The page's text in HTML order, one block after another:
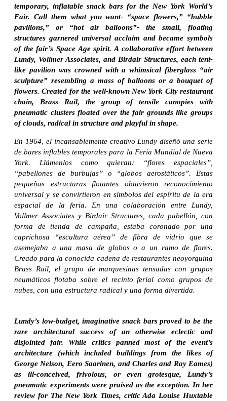
temporary, inflatable snack bars for the New York World’s
Fair. Call them what you want- “space flowers,” “bubble
pavilions,” or “hot air balloons”- the small, floating
structures garnered universal acclaim and became symbols
of the fair’s Space Age spirit. A collaborative effort between
Lundy, Vollmer Associates, and Birdair Structures, each tent-
like pavilion was crowned with a whimsical fiberglass “air
sculpture” resembling a mass of balloons or a bouquet of
flowers. Created for the well-known New York City restaurant
chain, Brass Rail, the group of tensile canopies with
pneumatic clusters floated over the fair grounds like groups
of clouds, radical in structure and playful in shape.
En 1964, el incansablemente creativo Lundy diseñó una serie
de bares inflables temporales para la Feria Mundial de Nueva
York. Llámenlos como quieran: “flores espaciales”,
“pabellones de burbujas” o “globos aerostáticos”. Estas
pequeñas estructuras flotantes obtuvieron reconocimiento
universal y se convirtieron en símbolos del espíritu de la era
espacial de la feria. En una colaboración entre Lundy,
Vollmer Associates y Birdair Structures, cada pabellón, con
forma de tienda de campaña, estaba coronado por una
caprichosa “escultura aérea” de fibra de vidrio que se
asemejaba a una masa de globos o a un ramo de flores.
Creado para la conocida cadena de restaurantes neoyorquina
Brass Rail, el grupo de marquesinas tensadas con grupos
neumáticos flotaba sobre el recinto ferial como grupos de
nubes, con una estructura radical y una forma divertida.
Lundy’s low-budget, imaginative snack bars proved to be the
rare architectural success of an otherwise eclectic and
disjointed fair. While critics panned most of the event’s
architecture (which included buildings from the likes of
George Nelson, Eero Saarinen, and Charles and Ray Eames)
as ill-conceived, frivolous, or even grotesque, Lundy’s
pneumatic experiments were praised as the exception. In her
review for The New York Times, critic Ada Louise Huxtable